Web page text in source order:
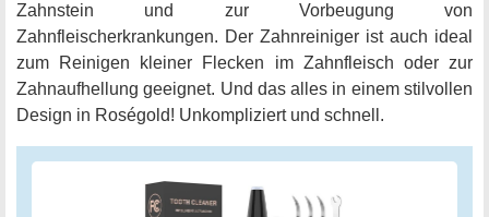
Zahnstein und zur Vorbeugung von
Zahnfleischerkrankungen. Der Zahnreiniger ist auch ideal
zum Reinigen kleiner Flecken im Zahnfleisch oder zur
Zahnaufhellung geeignet. Und das alles in einem stilvollen
Design in Roségold! Unkompliziert und schnell.